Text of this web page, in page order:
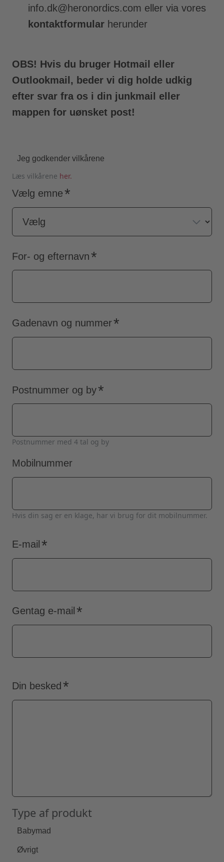
info.dk@heronordics.com eller via vores
kontaktformular herunder
OBS! Hvis du bruger Hotmail eller
Outlookmail, beder vi dig holde udkig
efter svar fra os i din junkmail eller
mappen for uønsket post!
Jeg godkender vilkårene
Læs vilkårene her.
Vælg emne
For- og efternavn
Gadenavn og nummer
Postnummer og by
Postnummer med 4 tal og by
Mobilnummer
Hvis din sag er en klage, har vi brug for dit mobilnummer.
E-mail
Gentag e-mail
Din besked
Type af produkt
Babymad
Øvrigt